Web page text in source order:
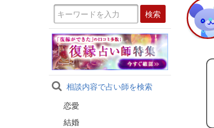
相談内容で占い師を検索
恋愛
結婚